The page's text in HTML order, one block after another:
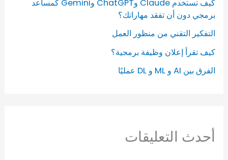
كيف تستخدم Claude وChatGPT وGemini كمساعد
برمجي دون أن تفقد مهاراتك؟
التفكير التقني من منظور العمل
كيف تقرأ إعلان وظيفة برمجية؟
الفرق بين AI و ML و DL عمليًا
أحدث التعليقات